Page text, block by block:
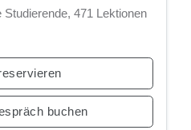
471 Lektionen
buchen